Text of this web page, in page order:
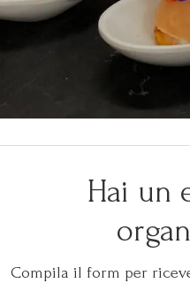
Hai un
Compila il form per